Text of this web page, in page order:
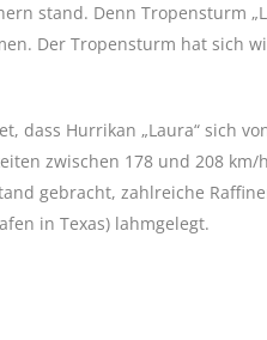
stand. Denn Tropensturm
Der Tropensturm hat sich
dass Hurrikan „Laura“ sich
zwischen 178 und 208
gebracht, zahlreiche
in Texas) lahmgelegt.